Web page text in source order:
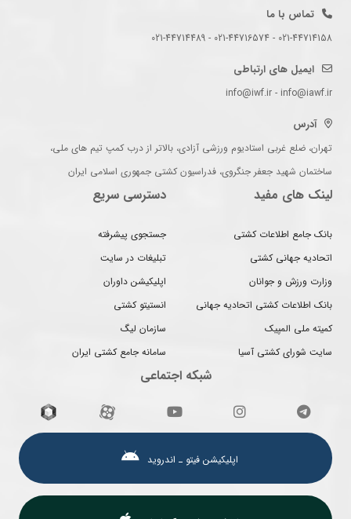
تماس با ما
021-44714158 - 021-44716574 - 021-44714489
ایمیل های ارتباطی
info@iwf.ir - info@iawf.ir
آدرس
تهران، ضلع غربی استادیوم ورزشی آزادی، بالاتر از درب کمپ تیم های ملی،
ساختمان شهید جعفر جنگروی، فدراسیون کشتی جمهوری اسلامی ایران
لینک های مفید
بانک جامع اطلاعات کشتی
اتحادیه جهانی کشتی
وزارت ورزش و جوانان
بانک اطلاعات کشتی اتحادیه جهانی
کمیته ملی المپیک
سایت شورای کشتی آسیا
دسترسی سریع
جستجوی پیشرفته
تبلیغات در سایت
اپلیکیشن داوران
انستیتو کشتی
سازمان لیگ
سامانه جامع کشتی ایران
شبکه اجتماعی
اپلیکیشن فیتو ـ اندروید